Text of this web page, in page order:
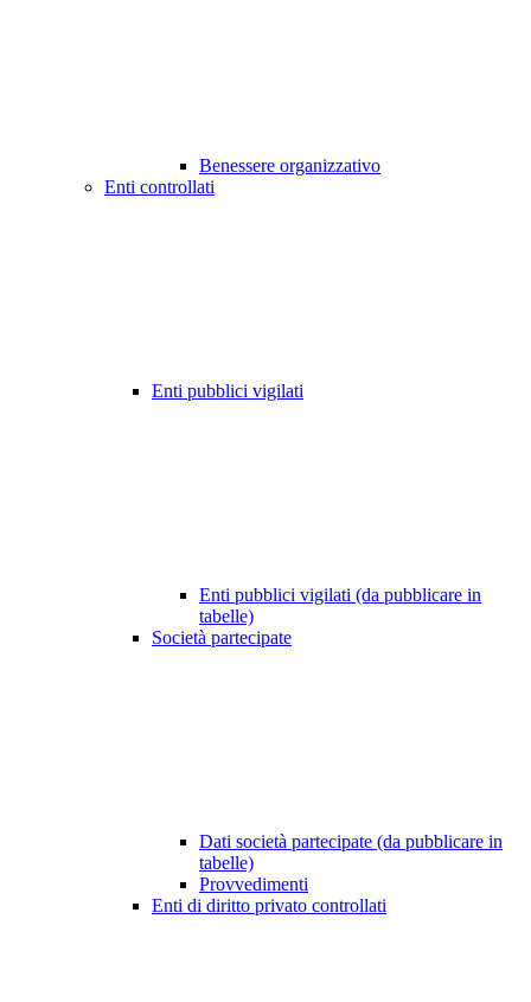
Benessere organizzativo
Enti controllati
Enti pubblici vigilati
Enti pubblici vigilati (da pubblicare in
tabelle)
Società partecipate
Dati società partecipate (da pubblicare in
tabelle)
Provvedimenti
Enti di diritto privato controllati